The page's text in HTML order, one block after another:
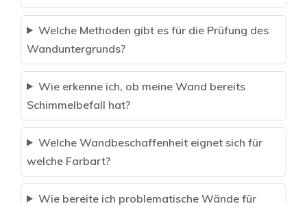
Welche Methoden gibt es für die Prüfung des
Wanduntergrunds?
Wie erkenne ich, ob meine Wand bereits
Schimmelbefall hat?
Welche Wandbeschaffenheit eignet sich für
welche Farbart?
Wie bereite ich problematische Wände für